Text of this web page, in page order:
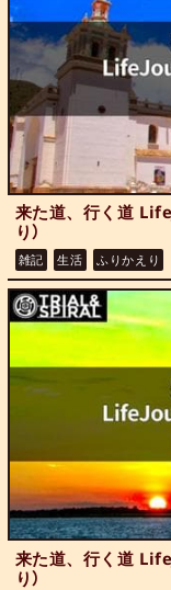
来た道、行く道
り）
雑記 生活 ふりかえり
来た道、行く道
り）